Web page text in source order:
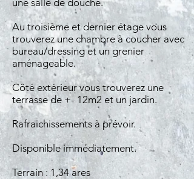
une salle de douche.
Au troisième et dernier étage vous
trouverez une chambre à coucher avec
bureau/dressing et un grenier
aménageable.
Côté extérieur vous trouverez une
terrasse de +- 12m2 et un jardin.
Rafraichissements à prévoir.
Disponible immédiatement.
Terrain : 1,34 ares